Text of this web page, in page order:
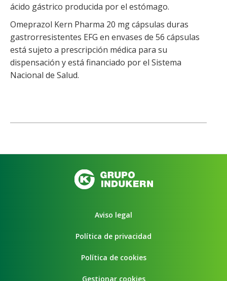
ácido gástrico producida por el estómago.
Omeprazol Kern Pharma 20 mg cápsulas duras
gastrorresistentes EFG en envases de 56 cápsulas
está sujeto a prescripción médica para su
dispensación y está financiado por el Sistema
Nacional de Salud.
Aviso legal
Política de privacidad
Política de cookies
Gestionar cookies